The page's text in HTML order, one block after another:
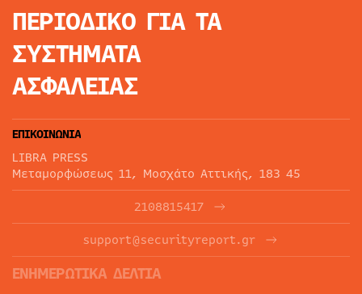
ΠΕΡΙΟΔΙΚΟ ΓΙΑ ΤΑ
ΣΥΣΤΗΜΑΤΑ
ΑΣΦΑΛΕΙΑΣ
ΕΠΙΚΟΙΝΩΝΙΑ
LIBRA PRESS
Μεταμορφώσεως 11, Μοσχάτο Αττικής, 183 45
2108815417
support@securityreport.gr
ΕΝΗΜΕΡΩΤΙΚΑ ΔΕΛΤΙΑ